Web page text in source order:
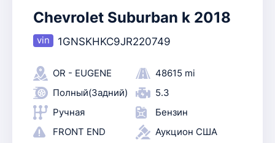
Chevrolet Suburban k 2018
1GNSKHKC9JR220749
OR - EUGENE
48615 mi
Полный(Задний)
5.3
Ручная
Бензин
FRONT END
Аукцион США